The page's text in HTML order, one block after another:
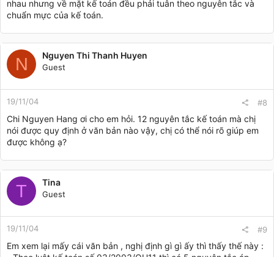
nhau nhưng về mặt kế toán đều phải tuân theo nguyên tắc và
chuẩn mực của kế toán.
N Nguyen Thi Thanh Huyen
Guest
19/11/04 #8
Chi Nguyen Hang ơi cho em hỏi. 12 nguyên tắc kế toán mà chị
nói được quy định ở văn bản nào vậy, chị có thể nói rõ giúp em
được không ạ?
T Tina
Guest
19/11/04 #9
Em xem lại mấy cái văn bản , nghị định gì gì ấy thì thấy thế này :